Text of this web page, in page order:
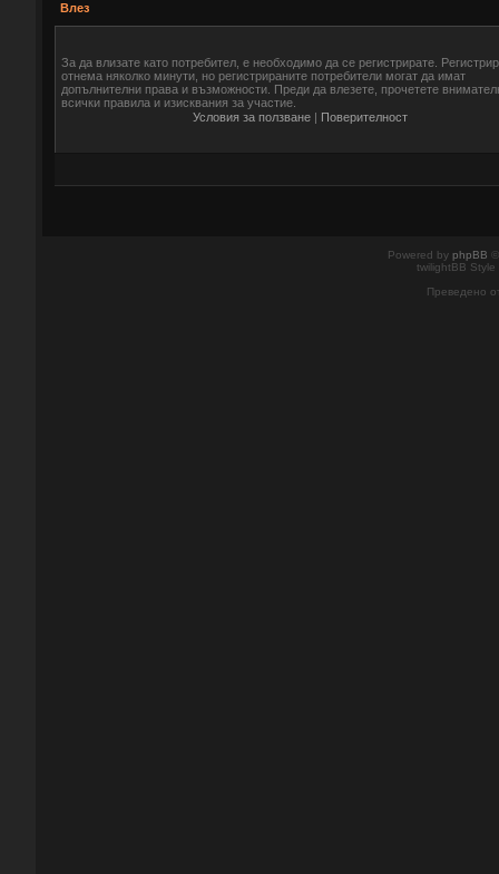
Влез
За да влизате като потребител, е необходимо да се регистрирате.
отнема няколко минути, но регистрираните потребители могат да имат
допълнителни права и възможности. Преди да влезете, прочетете
всички правила и изисквания за участие.
Условия за ползване | Поверителност
Powered by phpBB
twilightBB
Преведено